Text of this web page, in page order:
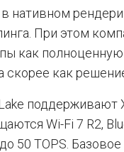
нативном
При этом
как
скорее как
поддерживают
Wi-Fi 7 R2,
50 TOPS.